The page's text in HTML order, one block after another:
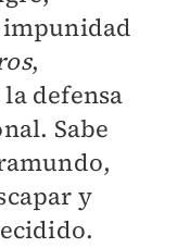
,
defensa
Sabe
y